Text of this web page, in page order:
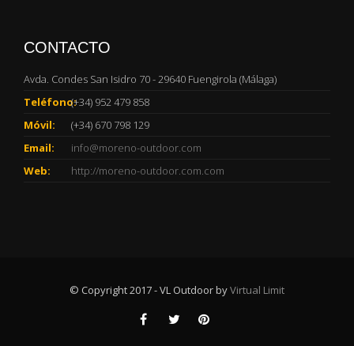
CONTACTO
Avda. Condes San Isidro 70 - 29640 Fuengirola (Málaga)
Teléfono:(+34) 952 479 858
Móvil:
(+34) 670 798 129
Email:
info@moreno-outdoor.com
Web:
http://moreno-outdoor.com.com
© Copyright 2017 - VL Outdoor byVirtual Limit